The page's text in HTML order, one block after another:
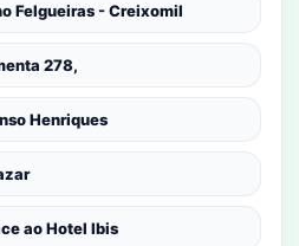
Felgueiras - Creixomil
278,
Henriques
ao Hotel Ibis